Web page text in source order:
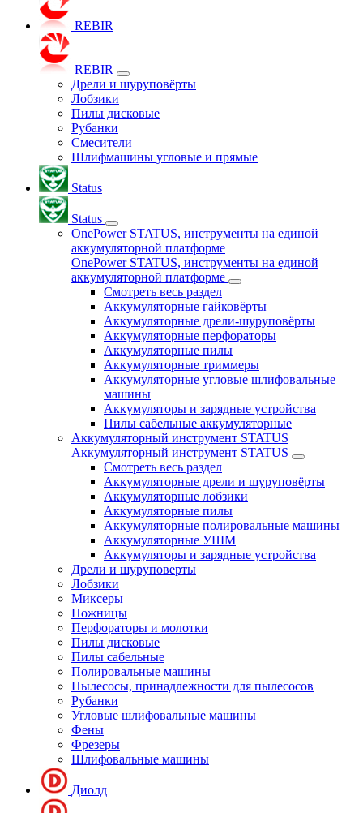
REBIR
REBIR
Дрели и шуруповёрты
Лобзики
Пилы дисковые
Рубанки
Смесители
Шлифмашины угловые и прямые
Status
Status
OnePower STATUS, инструменты на единой
аккумуляторной платформе
OnePower STATUS, инструменты на единой
аккумуляторной платформе
Смотреть весь раздел
Аккумуляторные гайковёрты
Аккумуляторные дрели-шуруповёрты
Аккумуляторные перфораторы
Аккумуляторные пилы
Аккумуляторные триммеры
Аккумуляторные угловые шлифовальные
машины
Аккумуляторы и зарядные устройства
Пилы сабельные аккумуляторные
Аккумуляторный инструмент STATUS
Аккумуляторный инструмент STATUS
Смотреть весь раздел
Аккумуляторные дрели и шуруповёрты
Аккумуляторные лобзики
Аккумуляторные пилы
Аккумуляторные полировальные машины
Аккумуляторные УШМ
Аккумуляторы и зарядные устройства
Дрели и шуруповерты
Лобзики
Миксеры
Ножницы
Перфораторы и молотки
Пилы дисковые
Пилы сабельные
Полировальные машины
Пылесосы, принадлежности для пылесосов
Рубанки
Угловые шлифовальные машины
Фены
Фрезеры
Шлифовальные машины
Диолд